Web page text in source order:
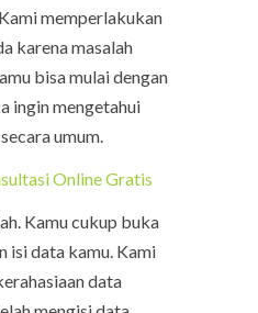
memperlakukan
karena masalah
bisa mulai dengan
ingin mengetahui
umum.
Online Gratis
Kamu cukup buka
isi data kamu. Kami
data